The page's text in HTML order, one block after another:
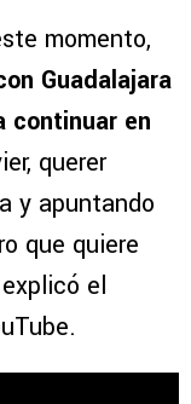
momento,
Guadalajara
continuar en
querer
y apuntando
que quiere
el